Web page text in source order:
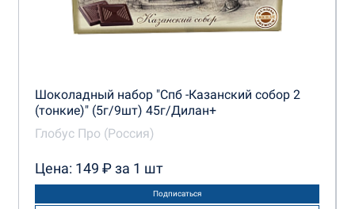
Шоколадный набор "Спб -Казанский собор 2
(тонкие)" (5г/9шт) 45г/Дилан+
Глобус Про (Россия)
Цена: 149 ₽ за 1 шт
Подписаться